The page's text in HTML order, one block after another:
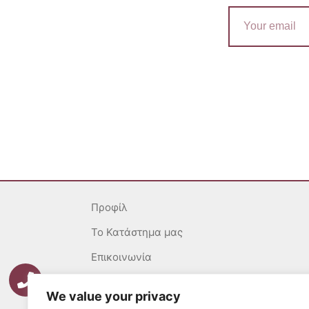
We value your privacy
Προφίλ
To Κατάστημα μας
Επικοινωνία